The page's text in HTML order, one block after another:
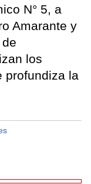
N° 5, a
Amarante y
los
profundiza la